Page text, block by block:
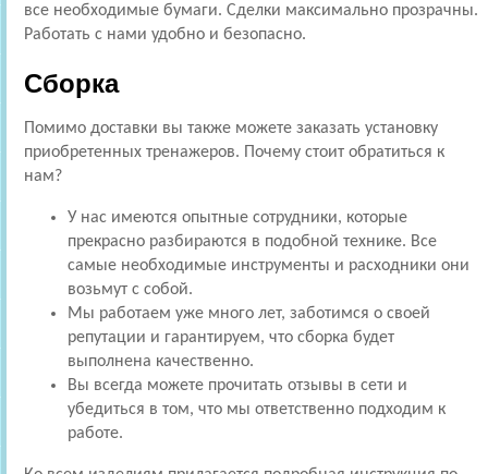
все необходимые бумаги. Сделки максимально прозрачны.
Работать с нами удобно и безопасно.
Сборка
Помимо доставки вы также можете заказать установку
приобретенных тренажеров. Почему стоит обратиться к
нам?
У нас имеются опытные сотрудники, которые
прекрасно разбираются в подобной технике. Все
самые необходимые инструменты и расходники они
возьмут с собой.
Мы работаем уже много лет, заботимся о своей
репутации и гарантируем, что сборка будет
выполнена качественно.
Вы всегда можете прочитать отзывы в сети и
убедиться в том, что мы ответственно подходим к
работе.